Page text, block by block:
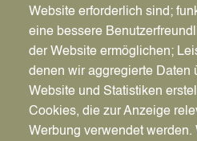
Website erforderlich sind;
eine bessere
der Website ermöglichen;
denen wir aggregierte Daten
Website und Statistiken
Cookies, die zur Anzeige
Werbung verwendet werden.